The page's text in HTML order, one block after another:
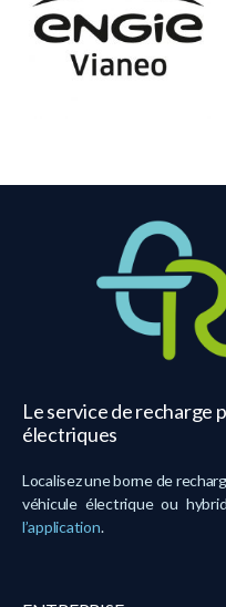
Le service de recharge
électriques
Localisez une borne de
véhicule électrique ou
l’application.